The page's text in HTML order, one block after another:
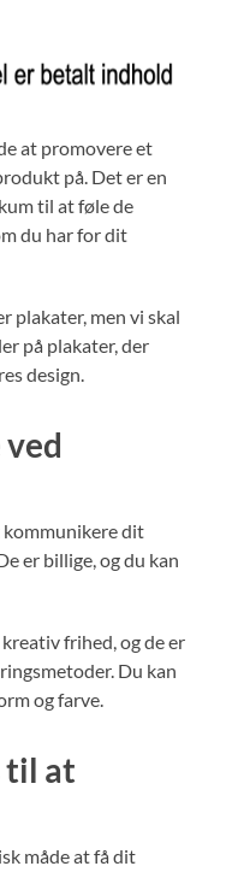
at promovere et
på. Det er en
til at føle de
du har for dit
plakater, men vi skal
på plakater, der
design.
kommunikere dit
er billige, og du kan
frihed, og de er
Du kan
og farve.
til at
måde at få dit